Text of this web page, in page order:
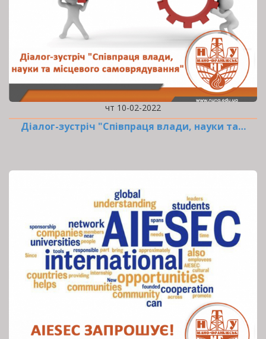
чт 10-02-2022
Діалог-зустріч "Співпраця влади, науки та…